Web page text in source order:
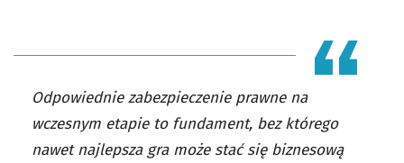
Odpowiednie zabezpieczenie prawne na
wczesnym etapie to fundament, bez którego
nawet najlepsza gra może stać się biznesową